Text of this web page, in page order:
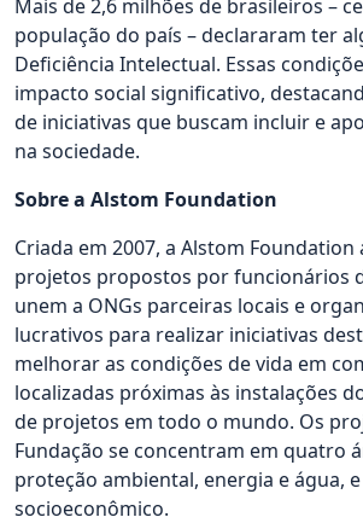
Mais de 2,6 milhões de brasileiros –
população do país – declararam ter
Deficiência Intelectual. Essas
impacto social significativo,
de iniciativas que buscam incluir e
na sociedade.
Sobre a Alstom Foundation
Criada em 2007, a Alstom Foundation
projetos propostos por funcionários
unem a ONGs parceiras locais e
lucrativos para realizar iniciativas
melhorar as condições de vida em
localizadas próximas às instalações
de projetos em todo o mundo. Os
Fundação se concentram em quatro
proteção ambiental, energia e água,
socioeconômico.